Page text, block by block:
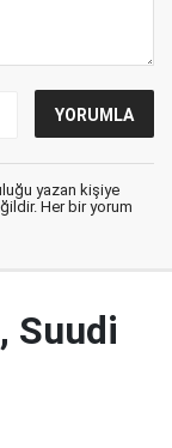
yazan kişiye
Her bir yorum
Suudi